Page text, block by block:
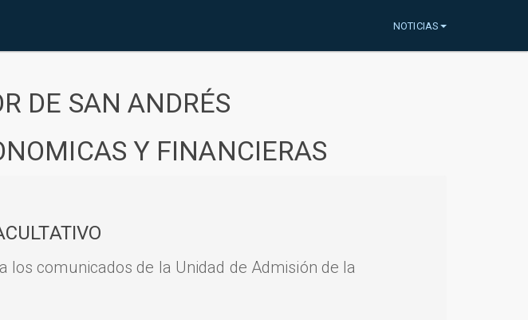
NOTICIAS
DE SAN ANDRÉS
Y FINANCIERAS
comunicados de la Unidad de Admisión de la